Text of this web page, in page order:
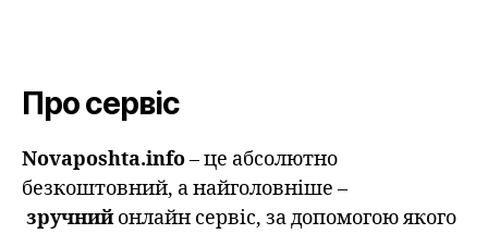
Про сервіс
Novaposhta.info– це абсолютно
безкоштовний, а найголовніше –
зручнийонлайн сервіс, за допомогою якого